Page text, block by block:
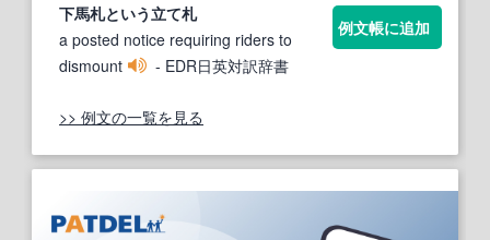
下馬札という立て札
a posted notice requiring riders to
dismount
- EDR日英対訳辞書
例文帳に追加
>> 例文の一覧を見る